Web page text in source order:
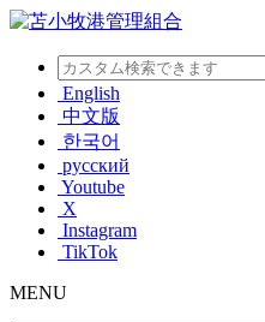
English
中文版
한국어
русский
Youtube
X
Instagram
TikTok
MENU